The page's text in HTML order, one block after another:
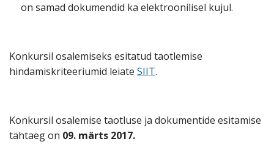
on samad dokumendid ka elektroonilisel kujul.
Konkursil osalemiseks esitatud taotlemise
hindamiskriteeriumid leiate SIIT.
Konkursil osalemise taotluse ja dokumentide esitamise
tähtaeg on 09. märts 2017.